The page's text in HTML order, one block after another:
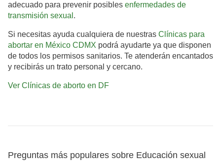
adecuado para prevenir posibles enfermedades de
transmisión sexual .
Si necesitas ayuda cualquiera de nuestras Clínicas para
abortar en México CDMX podrá ayudarte ya que disponen
de todos los permisos sanitarios. Te atenderán encantados
y recibirás un trato personal y cercano.
Ver Clínicas de aborto en DF
Preguntas más populares sobre Educación sexual